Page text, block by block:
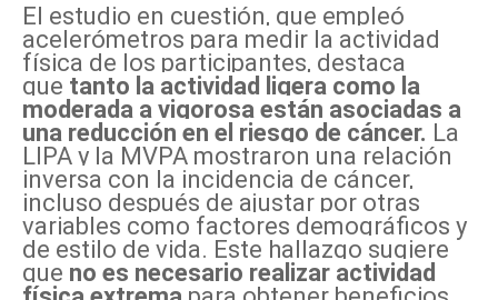
El estudio en cuestión, que empleó
acelerómetros para medir la actividad
física de los participantes, destaca
que tanto la actividad ligera como la
moderada a vigorosa están asociadas a
una reducción en el riesgo de cáncer. La
LIPA y la MVPA mostraron una relación
inversa con la incidencia de cáncer,
incluso después de ajustar por otras
variables como factores demográficos y
de estilo de vida. Este hallazgo sugiere
que no es necesario realizar actividad